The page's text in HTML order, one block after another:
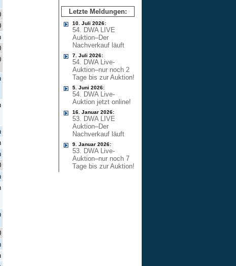
Letzte Meldungen:
10. Juli 2026:
54. DWA LIVE
Auktion–Der
Nachverkauf läuft
7. Juli 2026:
54. DWA Live-
Auktion–nur noch 2
Tage bis zur Auktion!
5. Juni 2026:
54. DWA Live-
Auktion jetzt online!
16. Januar 2026:
53. DWA LIVE
Auktion–Der
Nachverkauf läuft
9. Januar 2026:
53. DWA Live-
Auktion–nur noch 7
Tage bis zur Auktion!